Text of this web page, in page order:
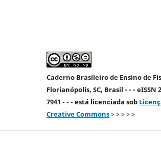
Caderno Brasileiro de Ensino de
Florianópolis, SC, Brasil - - - eISSN
7941 - - - está licenciada sob
Creative Commons> > > > >